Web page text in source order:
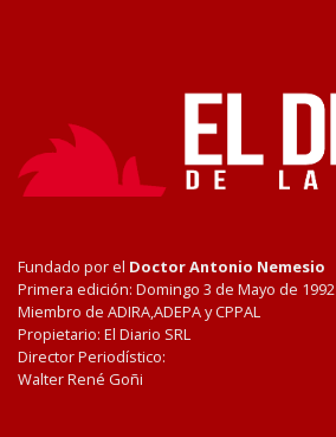
Fundado por el Doctor Antonio Nemesio
Primera edición: Domingo 3 de Mayo de 1992
Miembro de ADIRA,ADEPA y CPPAL
Propietario: El Diario SRL
Director Periodístico:
Walter René Goñi